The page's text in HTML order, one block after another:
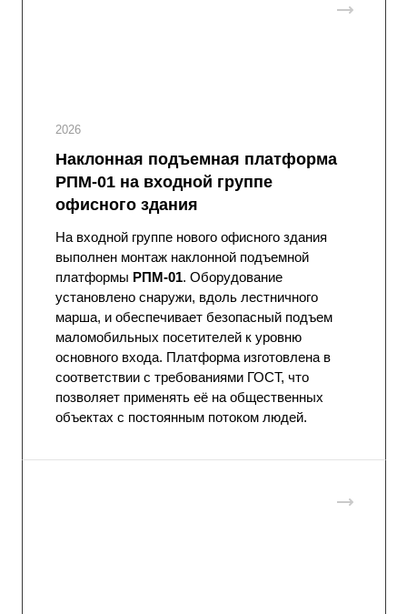
2026
Наклонная подъемная платформа
РПМ-01 на входной группе
офисного здания
На входной группе нового офисного здания
выполнен монтаж наклонной подъемной
платформы РПМ-01. Оборудование
установлено снаружи, вдоль лестничного
марша, и обеспечивает безопасный подъем
маломобильных посетителей к уровню
основного входа. Платформа изготовлена в
соответствии с требованиями ГОСТ, что
позволяет применять её на общественных
объектах с постоянным потоком людей.